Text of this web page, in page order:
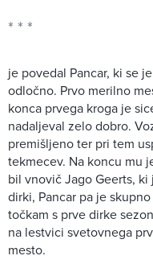
je povedal Pancar, ki se
odločno. Prvo merilno
konca prvega kroga je
nadaljeval zelo dobro.
premišljeno ter pri tem
tekmecev. Na koncu mu
bil vnovič Jago Geerts,
dirki, Pancar pa je
točkam s prve dirke
na lestvici svetovnega
mesto.